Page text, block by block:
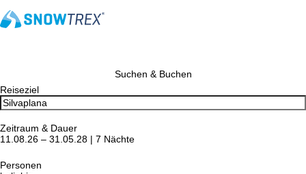
Suchen & Buchen
Reiseziel
Zeitraum & Dauer
11.08.26 – 31.05.28 | 7 Nächte
Personen